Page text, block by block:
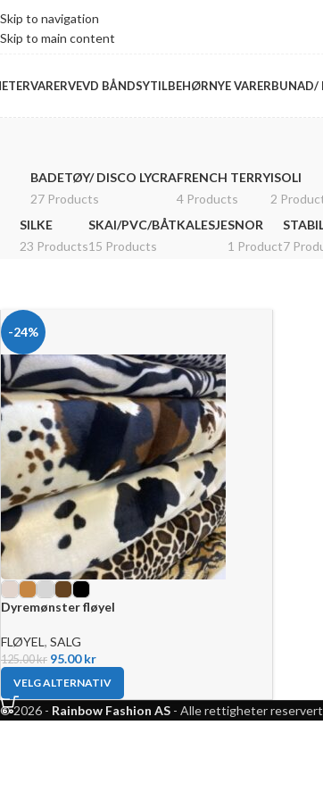
Skip to navigation
Skip to main content
VEVD BÅNDSYTILBEHØRNYE VARERBUNAD/
BADETØY/ DISCO LYCRA
27 Products
FRENCH TERRY
4 Products
ISOLI
2
SILKE
23 Products
SKAI/PVC/BÅTKALESJE
15 Products
SNOR
1 Product7
-24%
Dyremønster fløyel
FLØYEL, SALG
125.00kr 95.00kr
VELG ALTERNATIV
© 2026 - Rainbow Fashion AS - Alle rettigheter